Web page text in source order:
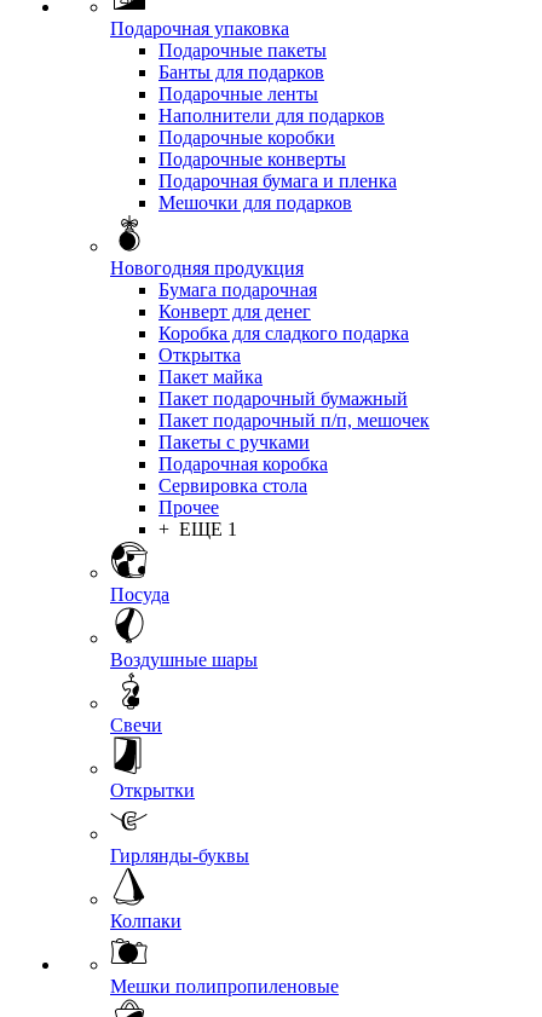
Подарочная упаковка
Подарочные пакеты
Банты для подарков
Подарочные ленты
Наполнители для подарков
Подарочные коробки
Подарочные конверты
Подарочная бумага и пленка
Мешочки для подарков
Новогодняя продукция
Бумага подарочная
Конверт для денег
Коробка для сладкого подарка
Открытка
Пакет майка
Пакет подарочный бумажный
Пакет подарочный п/п, мешочек
Пакеты с ручками
Подарочная коробка
Сервировка стола
Прочее
+ ЕЩЕ 1
Посуда
Воздушные шары
Свечи
Открытки
Гирлянды-буквы
Колпаки
Мешки полипропиленовые